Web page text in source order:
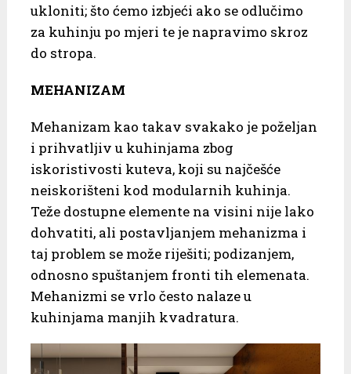
ukloniti; što ćemo izbjeći ako se odlučimo
za kuhinju po mjeri te je napravimo skroz
do stropa.
MEHANIZAM
Mehanizam kao takav svakako je poželjan
i prihvatljiv u kuhinjama zbog
iskoristivosti kuteva, koji su najčešće
neiskorišteni kod modularnih kuhinja.
Teže dostupne elemente na visini nije lako
dohvatiti, ali postavljanjem mehanizma i
taj problem se može riješiti; podizanjem,
odnosno spuštanjem fronti tih elemenata.
Mehanizmi se vrlo često nalaze u
kuhinjama manjih kvadratura.